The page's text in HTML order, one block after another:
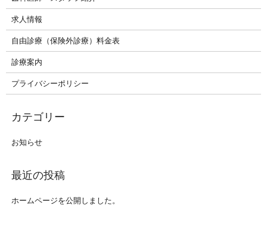
求人情報
自由診療（保険外診療）料金表
診療案内
プライバシーポリシー
お知らせ
ホームページを公開しました。